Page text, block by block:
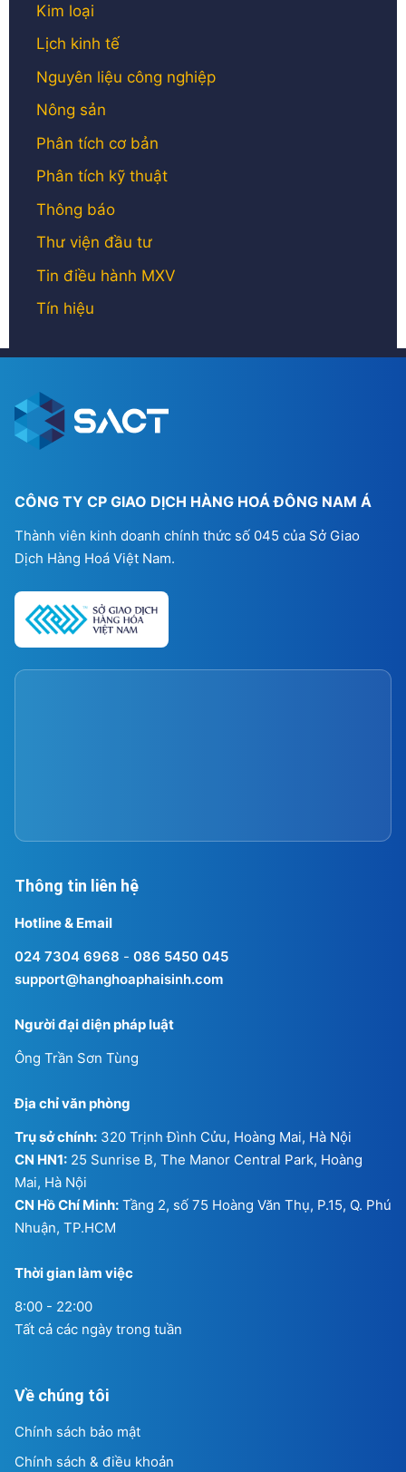
Kim loại
Lịch kinh tế
Nguyên liệu công nghiệp
Nông sản
Phân tích cơ bản
Phân tích kỹ thuật
Thông báo
Thư viện đầu tư
Tin điều hành MXV
Tín hiệu
CÔNG TY CP GIAO DỊCH HÀNG HOÁ ĐÔNG NAM Á
Thành viên kinh doanh chính thức số 045 của Sở Giao
Dịch Hàng Hoá Việt Nam.
Thông tin liên hệ
Hotline & Email
024 7304 6968 - 086 5450 045
support@hanghoaphaisinh.com
Người đại diện pháp luật
Ông Trần Sơn Tùng
Địa chỉ văn phòng
Trụ sở chính: 320 Trịnh Đình Cửu, Hoàng Mai, Hà Nội
CN HN1: 25 Sunrise B, The Manor Central Park, Hoàng
Mai, Hà Nội
CN Hồ Chí Minh: Tầng 2, số 75 Hoàng Văn Thụ, P.15, Q. Phú
Nhuận, TP.HCM
Thời gian làm việc
8:00 - 22:00
Tất cả các ngày trong tuần
Về chúng tôi
Chính sách bảo mật
Chính sách & điều khoản